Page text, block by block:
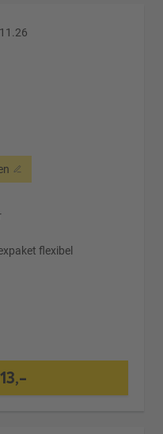
flexibel